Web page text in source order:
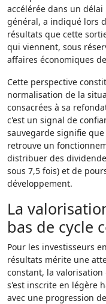
accélérée dans un
général, a indiqué lors
résultats que cette
qui viennent, sous
affaires économiques
Cette perspective
normalisation de la
consacrées à sa
c'est un signal de
sauvegarde signifie
retrouve un
distribuer des
sous 7,5 fois) et de
développement.
La
bas de cycle
Pour les investisseurs
résultats mérite une
constant, la
s'est inscrite en légère
avec une progression